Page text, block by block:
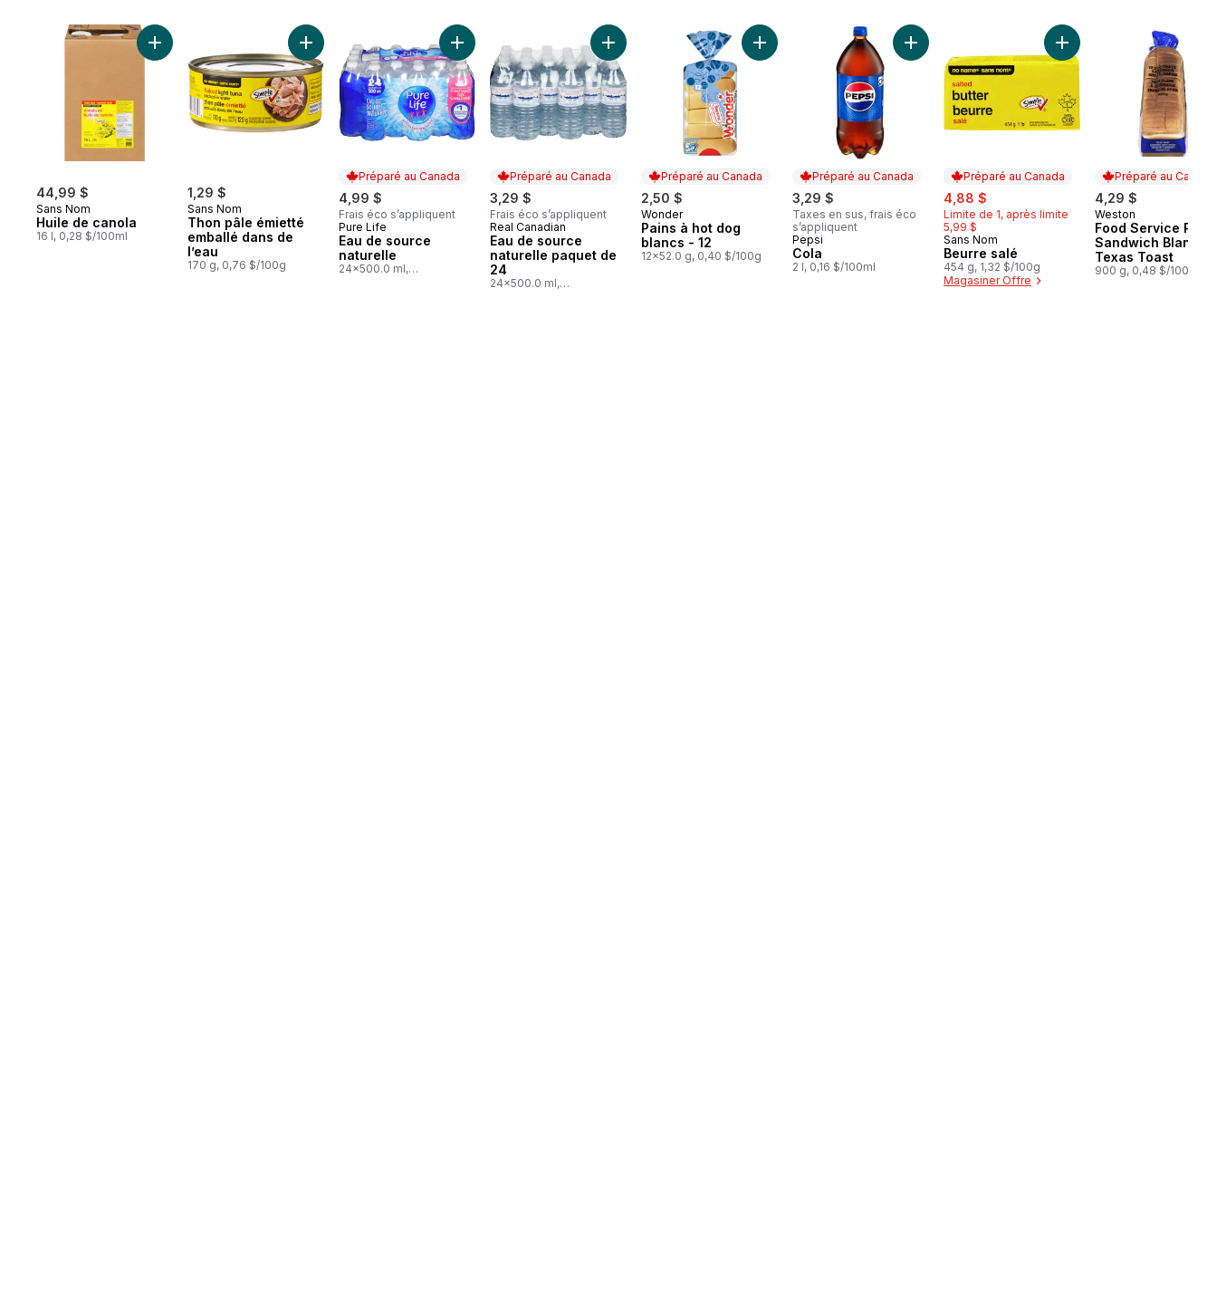
sauter Meilleures ventes
44,99 $
Sans Nom
Huile de canola
16 l, 0,28 $/100ml
Ajouter Huile de canola au panier
1,29 $
Sans Nom
Thon pâle émietté
emballé dans de
l’eau
170 g, 0,76 $/100g
Ajouter Thon pâle émietté emballé dans de l’eau au panier
Préparé au Canada
4,99 $
Frais éco s’appliquent
Préparé au Canada
Pure Life
Eau de source
naturelle
24x500.0 ml,
Ajouter Eau de source naturelle au panier
Préparé au Canada
3,29 $
Frais éco s’appliquent
Préparé au Canada
Real Canadian
Eau de source
naturelle paquet de
24
24x500.0 ml,
Ajouter Eau de source naturelle paquet de 24 au panier
Préparé au Canada
2,50 $
Préparé au Canada
Wonder
Pains à hot dog
blancs - 12
12x52.0 g, 0,40 $/100g
Ajouter Pains à hot dog blancs - 12 au panier
Préparé au Canada
3,29 $
Taxes en sus, frais éco
s’appliquent
Préparé au Canada
Pepsi
Cola
2 l, 0,16 $/100ml
Ajouter Cola au panier
Préparé au Canada
sale:
4,88 $
Limite de 1, après limite
5,99 $
Préparé au Canada
Sans Nom
Beurre salé
454 g, 1,32 $/100g
Magasiner Offre
Ajouter Beurre salé au
Préparé au Canada
4,29 $
Préparé au
Weston
Food Service Pain
Sandwich Blanc
Texas Toast
900 g, 0,48 $/100g